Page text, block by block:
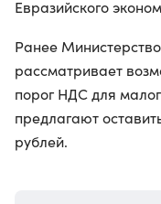
Евразийского
Ранее
рассматривает
порог НДС для
предлагают
рублей.